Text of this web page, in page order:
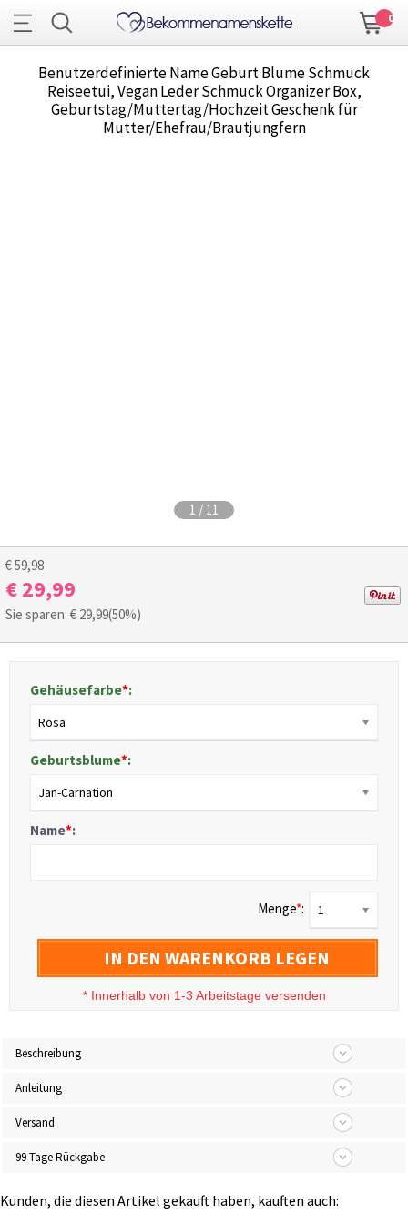
0
Benutzerdefinierte Name Geburt Blume Schmuck
Reiseetui, Vegan Leder Schmuck Organizer Box,
Geburtstag/Muttertag/Hochzeit Geschenk für
Mutter/Ehefrau/Brautjungfern
1 / 11
€ 59,98
€ 29,99
Sie sparen: € 29,99(50%)
Gehäusefarbe*:
Rosa
Geburtsblume*:
Jan-Carnation
Name*:
Menge*: 1
IN DEN WARENKORB LEGEN
* Innerhalb von 1-3 Arbeitstage versenden
Beschreibung
Anleitung
Versand
99 Tage Rückgabe
Kunden, die diesen Artikel gekauft haben, kauften auch: